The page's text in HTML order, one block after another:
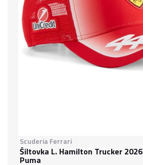
Scuderia Ferrari
Šiltovka L. Hamilton Trucker 2026
Puma